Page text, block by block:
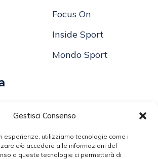
Gestisci Consenso
esperienze, utilizziamo tecnologie come i
e/o accedere alle informazioni del
a queste tecnologie ci permetterà di
Focus On
Inside Sport
Mondo Sport